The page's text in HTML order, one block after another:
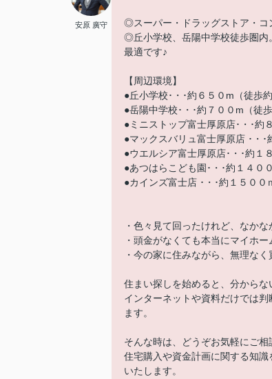
安原 廣守
◎スーパー・ドラッグストア・コ
◎丘小学校、岳陽中学校徒歩圏内
最適です♪
【周辺環境】
●丘小学校･・･約６５０m（徒歩約
●岳陽中学校･・･約７００m（徒歩
●ミニストップ富士厚原店･・･約
●マックスバリュ富士厚原店 ･・･
●ウエルシア富士厚原店･・･約１
●あつはらこども園･・･約１４０
●カインズ富士店 ･・･約１５００
・色々見て回ったけれど、なか
・頭金がなくても本当にマイホー
・今の家に住みながら、無理な
住まい探しを始めると、分からな
インターネットや資料だけでは
ます。
そんな時は、どうぞお気軽にご相
住宅購入や資金計画に関する知
いたします。